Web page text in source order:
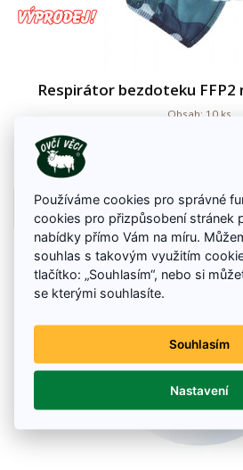
Respirátor bezdoteku FFP2
Obsah: 10 ks
Detail zboží
Používáme cookies pro správné
cookies pro přizpůsobení stránek
nabídky přímo Vám na míru.
souhlas s takovým využitím
tlačítko: „Souhlasím“, nebo si
se kterými souhlasíte.
Souhlasím
Nastavení